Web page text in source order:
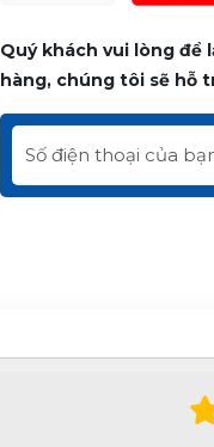
Quý khách vui lòng để
hàng, chúng tôi sẽ hỗ